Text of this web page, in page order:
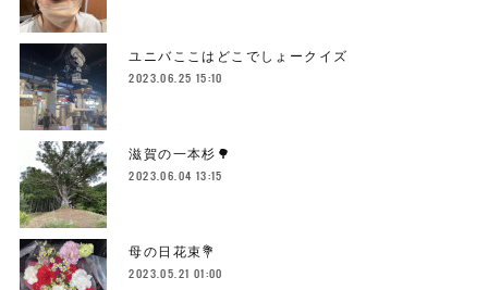
ユニバここはどこでしょークイズ
2023.06.25 15:10
滋賀の一本杉🌳
2023.06.04 13:15
母の日花束💐
2023.05.21 01:00